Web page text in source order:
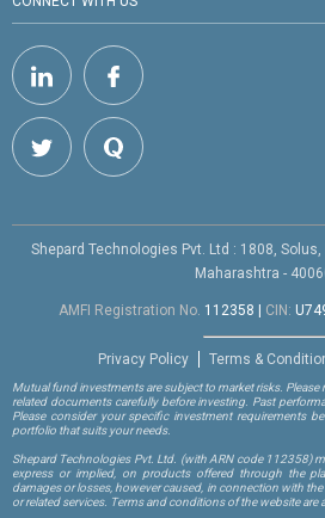
Shepard Technologies Pvt. Ltd : 1808,
Maharashtra -
AMFI Registration No. 112358 CIN:
Privacy Policy Terms &
Mutual fund investments are subject to market risks.
related documents carefully before investing. Past
Please consider your specific investment requirements
portfolio that suits your needs.
Shepard Technologies Pvt. Ltd. (with ARN code 112358)
express or implied, on products offered through the
damages or losses, however caused, in connection with
or related services. Terms and conditions of the website are